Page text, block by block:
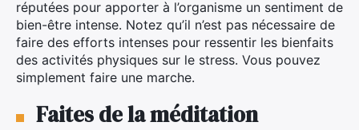
réputées pour apporter à l’organisme un sentiment de
bien-être intense. Notez qu’il n’est pas nécessaire de
faire des efforts intenses pour ressentir les bienfaits
des activités physiques sur le stress. Vous pouvez
simplement faire une marche.
Faites de la méditation